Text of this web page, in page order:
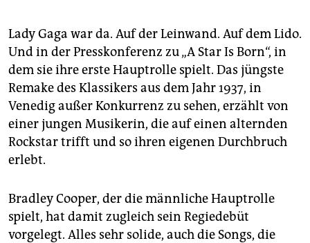
abo
genossenschaft
epaper login
Lady Gaga war da. Auf der Leinwand. Auf dem Lido.
Und in der Presskonferenz zu „A Star Is Born“, in
dem sie ihre erste Hauptrolle spielt. Das jüngste
Remake des Klassikers aus dem Jahr 1937, in
Venedig außer Konkurrenz zu sehen, erzählt von
einer jungen Musikerin, die auf einen alternden
Rockstar trifft und so ihren eigenen Durchbruch
erlebt.
Bradley Cooper, der die männliche Hauptrolle
spielt, hat damit zugleich sein Regiedebüt
vorgelegt. Alles sehr solide, auch die Songs, die